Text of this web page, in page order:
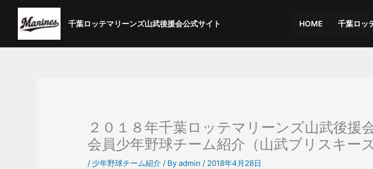
千葉ロッテマリーンズ山武後援会公式サイト HOME 千葉ロッ
２０１８年千葉ロッテマリーンズ山武後援
会員少年野球チーム紹介（山武ブリスキーズ
/ 少年野球チーム紹介 / Byadmin/ 2018年4月28日